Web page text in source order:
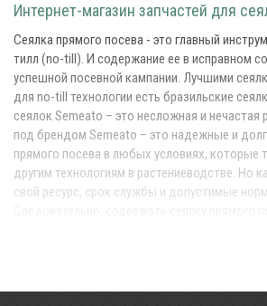
Интернет-магазин запчастей для
Сеялка прямого посева - это главный
тилл (no-till). И содержание ее в исправном
успешной посевной кампании. Лучшими
для no-till технологии есть бразильские
сеялок Semeato – это несложная и нечастая
под брендом Semeato – это надежные и
прямого посева в любых условиях, которые
другим технологиям в растениеводстве. Но
свой ресурс, срок службы и допустимые
операцию в технологии Ноу-тилл – прямой